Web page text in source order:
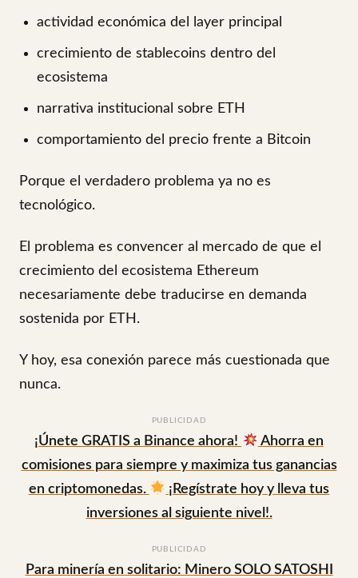
actividad económica del layer principal
crecimiento de stablecoins dentro del
ecosistema
narrativa institucional sobre ETH
comportamiento del precio frente a Bitcoin
Porque el verdadero problema ya no es
tecnológico.
El problema es convencer al mercado de que el
crecimiento del ecosistema Ethereum
necesariamente debe traducirse en demanda
sostenida por ETH.
Y hoy, esa conexión parece más cuestionada que
nunca.
PUBLICIDAD
¡Únete GRATIS a Binance ahora!
Ahorra en
comisiones para siempre y maximiza tus ganancias
en criptomonedas.
¡Regístrate hoy y lleva tus
inversiones al siguiente nivel!.
PUBLICIDAD
Para minería en solitario: Minero SOLO SATOSHI